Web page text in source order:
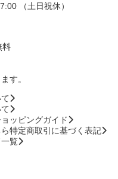
（土日祝休）
料
す。
ョッピングガイド
特定商取引に基づく表記
覧